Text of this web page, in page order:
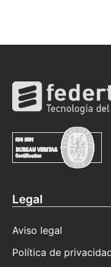
Legal
Aviso legal
Política de